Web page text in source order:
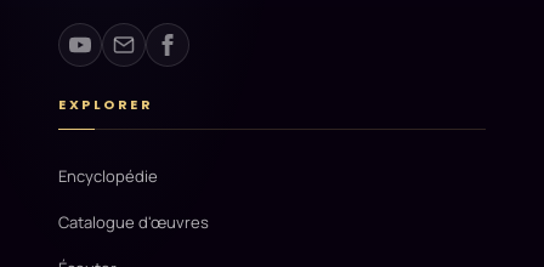
EXPLORER
Encyclopédie
Catalogue d'œuvres